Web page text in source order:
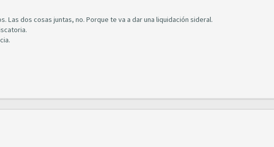
Las dos cosas juntas, no. Porque te va a dar una liquidación sideral.